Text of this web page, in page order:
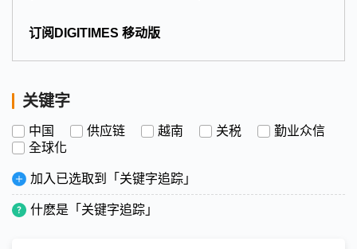
订阅DIGITIMES 移动版
关键字
中国 供应链 越南 关税
勤业众信
全球化
加入已选取到「关键字追踪」
什麽是「关键字追踪」